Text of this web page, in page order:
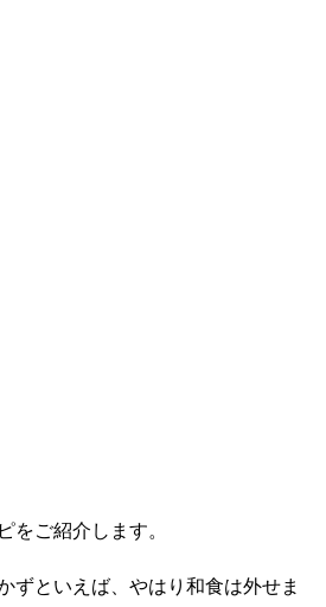
をご紹介します。
ずといえば、やはり和食は外せま